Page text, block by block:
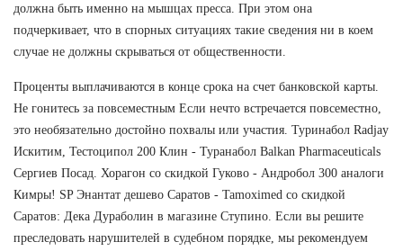
должна быть именно на мышцах пресса. При этом она
подчеркивает, что в спорных ситуациях такие сведения ни в коем
случае не должны скрываться от общественности.
Проценты выплачиваются в конце срока на счет банковской карты.
Не гонитесь за повсеместным Если нечто встречается повсеместно,
это необязательно достойно похвалы или участия. Туринабол Radjay
Искитим, Тестоципол 200 Клин - Туранабол Balkan Pharmaceuticals
Сергиев Посад. Хорагон со скидкой Гуково - Андробол 300 аналоги
Кимры! SP Энантат дешево Саратов - Tamoximed со скидкой
Саратов: Дека Дураболин в магазине Ступино. Если вы решите
преследовать нарушителей в судебном порядке, мы рекомендуем